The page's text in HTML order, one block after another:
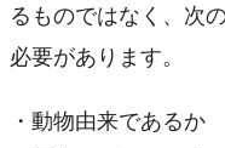
るものではなく、次
必要があります。
・動物由来であるか